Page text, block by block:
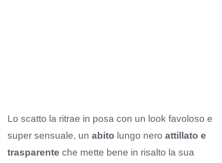
Lo scatto la ritrae in posa con un look favoloso e
super sensuale, un abito lungo nero attillato e
trasparente che mette bene in risalto la sua